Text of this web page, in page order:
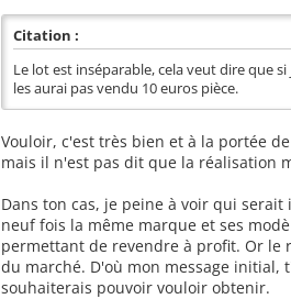
Citation :
Le lot est inséparable, cela veut dire que
les aurai pas vendu 10 euros pièce.
Vouloir, c'est très bien et à la portée
mais il n'est pas dit que la réalisation
Dans ton cas, je peine à voir qui
neuf fois la même marque et ses
permettant de revendre à profit. Or le
du marché. D'où mon message
souhaiterais pouvoir vouloir obtenir.